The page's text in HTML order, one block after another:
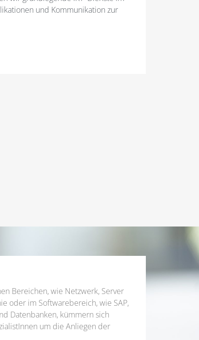
und Kommunikation zur
Bereichen, wie Netzwerk, Server
oder im Softwarebereich, wie SAP,
Datenbanken, kümmern sich
um die Anliegen der